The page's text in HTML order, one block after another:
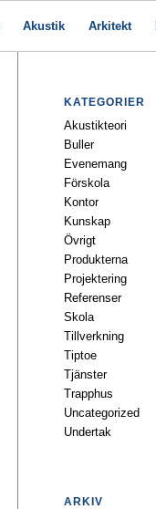
Akustik Arkitekt
KATEGORIER
Akustikteori
Buller
Evenemang
Förskola
Kontor
Kunskap
Övrigt
Produkterna
Projektering
Referenser
Skola
Tillverkning
Tiptoe
Tjänster
Trapphus
Uncategorized
Undertak
ARKIV